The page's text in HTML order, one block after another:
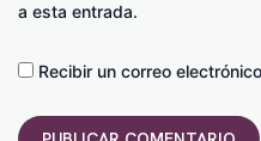
a esta entrada.
Recibir un correo